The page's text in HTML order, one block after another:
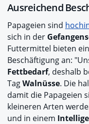
Ausreichend
Papageien sind
sich in der
Futtermittel bieten
Beschäftigung an:
Fettbedarf, deshalb
TagWalnüsse. Die
damit die Papageien
kleineren Arten
und in einem